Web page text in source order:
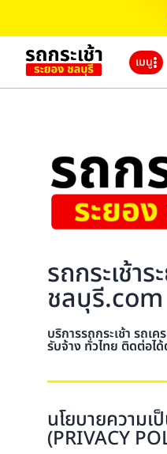
เมนู
รถกระเช้าร
ชลบุรี.com
บริการรถกระเช้า รถเค
รับจ้าง ทั่วไทย ติดต่อไ
นโยบายความเ
(PRIVACY